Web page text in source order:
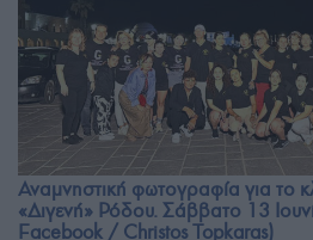
Αναμνηστική φωτογραφία για το
«Διγενή» Ρόδου. Σάββατο 13
Facebook / Christos Topkaras)